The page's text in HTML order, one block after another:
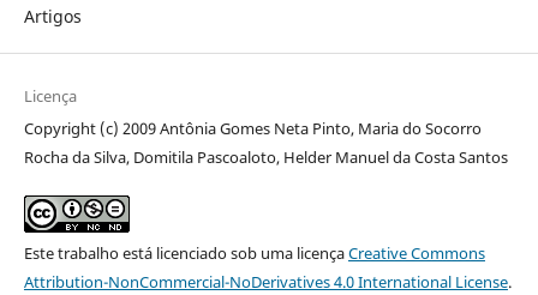
Artigos
Licença
Copyright (c) 2009 Antônia Gomes Neta Pinto, Maria do Socorro
Rocha da Silva, Domitila Pascoaloto, Helder Manuel da Costa Santos
Este trabalho está licenciado sob uma licençaCreative Commons
Attribution-NonCommercial-NoDerivatives 4.0 International License.